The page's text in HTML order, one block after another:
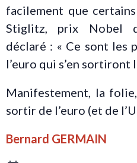
facilement que
Stiglitz, prix Nobel
déclaré : « Ce sont les
l’euro qui s’en sortiront
Manifestement, la
sortir de l’euro (et de
Bernard GERMAIN